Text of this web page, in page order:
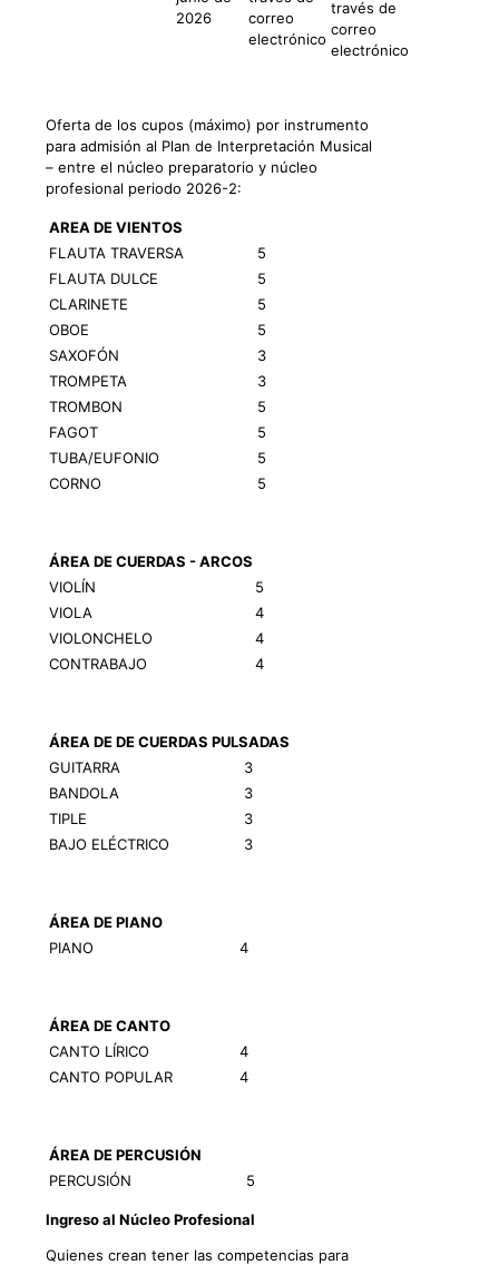
2026
correo
electrónico
través de
correo
electrónico
Oferta de los cupos (máximo) por instrumento
para admisión al Plan de Interpretación Musical
– entre el núcleo preparatorio y núcleo
profesional periodo 2026-2:
AREA DE VIENTOS
FLAUTA TRAVERSA
5
FLAUTA DULCE
5
CLARINETE
5
OBOE
5
SAXOFÓN
3
TROMPETA
3
TROMBON
5
FAGOT
5
TUBA/EUFONIO
5
CORNO
5
ÁREA DE CUERDAS - ARCOS
VIOLÍN
5
VIOLA
4
VIOLONCHELO
4
CONTRABAJO
4
ÁREA DE DE CUERDAS PULSADAS
GUITARRA
3
BANDOLA
3
TIPLE
3
BAJO ELÉCTRICO
3
ÁREA DE PIANO
PIANO
4
ÁREA DE CANTO
CANTO LÍRICO
4
CANTO POPULAR
4
ÁREA DE PERCUSIÓN
PERCUSIÓN
5
Ingreso al Núcleo Profesional
Quienes crean tener las competencias para